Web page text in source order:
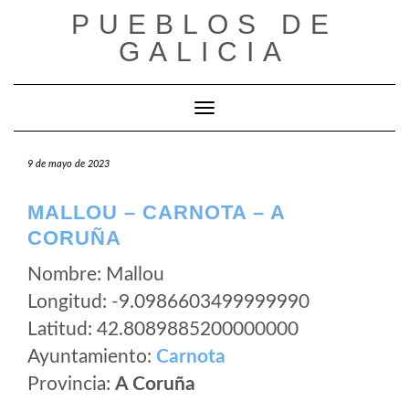
PUEBLOS DE
GALICIA
Cambiar modo de navegación
9 de mayo de 2023
MALLOU – CARNOTA – A
CORUÑA
Nombre: Mallou
Longitud: -9.0986603499999990
Latitud: 42.8089885200000000
Ayuntamiento: Carnota
Provincia: A Coruña